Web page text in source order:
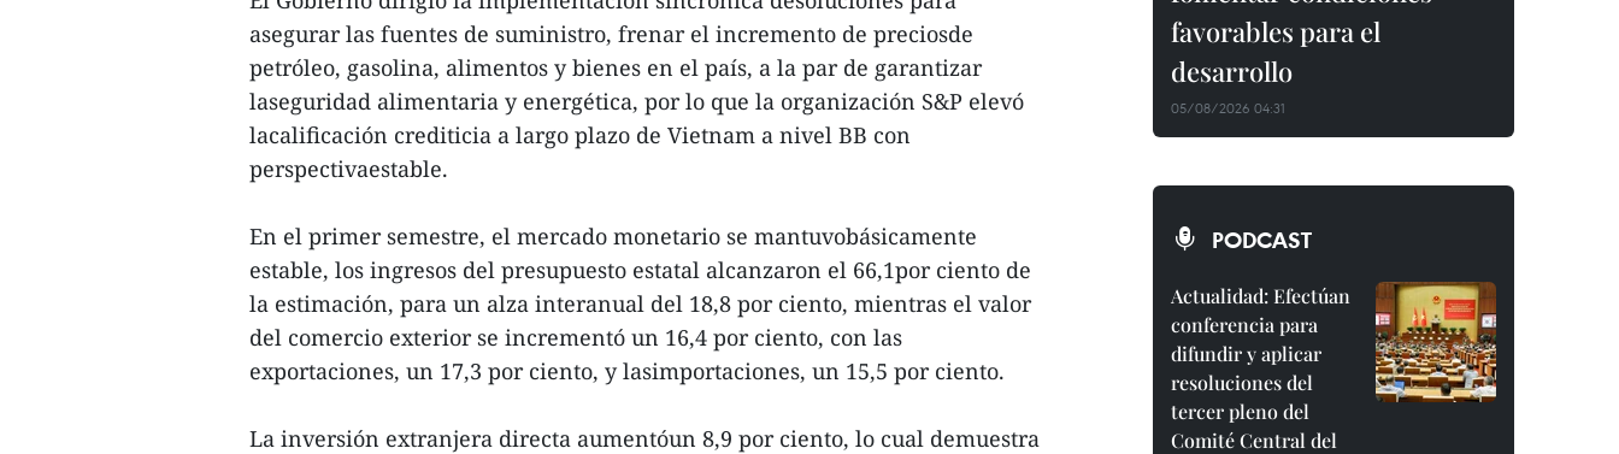
asegurar las fuentes de suministro, frenar el incremento de preciosde
petróleo, gasolina, alimentos y bienes en el país, a la par de garantizar
laseguridad alimentaria y energética, por lo que la organización S&P elevó
lacalificación crediticia a largo plazo de Vietnam a nivel BB con
perspectivaestable.
En el primer semestre, el mercado monetario se mantuvobásicamente
estable, los ingresos del presupuesto estatal alcanzaron el 66,1por ciento de
la estimación, para un alza interanual del 18,8 por ciento, mientras el valor
del comercio exterior se incrementó un 16,4 por ciento, con las
exportaciones, un 17,3 por ciento, y lasimportaciones, un 15,5 por ciento.
La inversión extranjera directa aumentóun 8,9 por ciento, lo cual demuestra
favorables para el
desarrollo
05/08/2026 04:31
PODCAST
Actualidad: Efectúan
conferencia para
difundir y aplicar
resoluciones del
tercer pleno del
Comité Central del